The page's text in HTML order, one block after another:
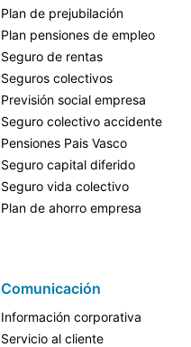
Plan de prejubilación
Plan pensiones de empleo
Seguro de rentas
Seguros colectivos
Previsión social empresa
Seguro colectivo accidente
Pensiones Pais Vasco
Seguro capital diferido
Seguro vida colectivo
Plan de ahorro empresa
Comunicación
Información corporativa
Servicio al cliente